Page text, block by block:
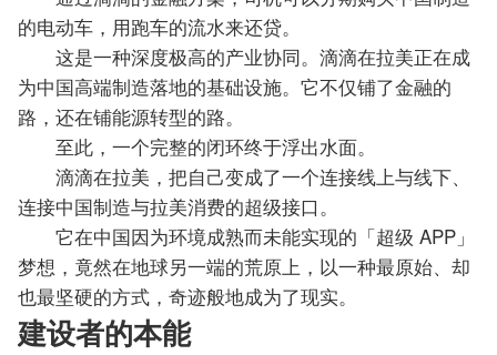
的电动车，用跑车的流水来还贷。
这是一种深度极高的产业协同。滴滴在拉美正在成
为中国高端制造落地的基础设施。它不仅铺了金融的
路，还在铺能源转型的路。
至此，一个完整的闭环终于浮出水面。
滴滴在拉美，把自己变成了一个连接线上与线下、
连接中国制造与拉美消费的超级接口。
它在中国因为环境成熟而未能实现的「超级 APP」
梦想，竟然在地球另一端的荒原上，以一种最原始、却
也最坚硬的方式，奇迹般地成为了现实。
建设者的本能